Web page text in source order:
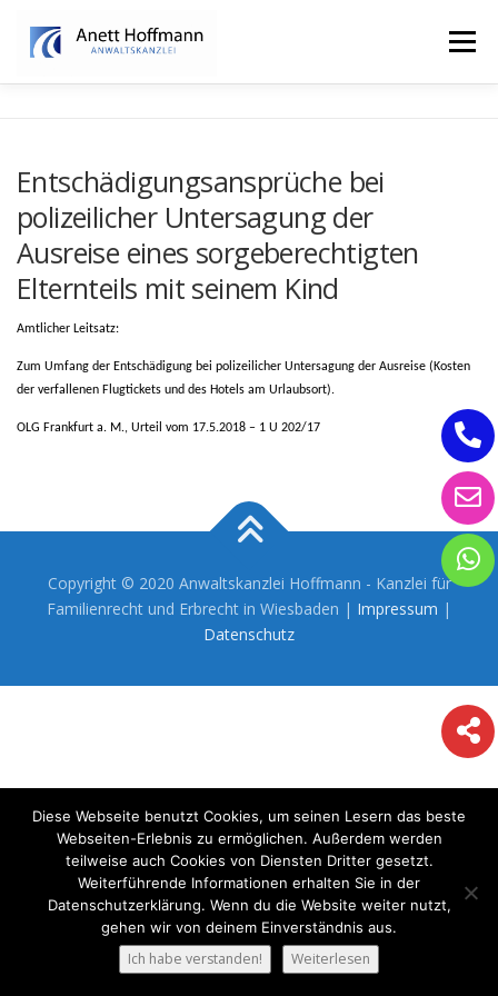
Inhalt
springen
Menü
ERBRECHT
Entschädigungsansprüche bei
polizeilicher Untersagung der
Ausreise eines sorgeberechtigten
Elternteils mit seinem Kind
Amtlicher Leitsatz:
Zum Umfang der Entschädigung bei polizeilicher Untersagung der Ausreise (Kosten
der verfallenen Flugtickets und des Hotels am Urlaubsort).
OLG Frankfurt a. M., Urteil vom 17.5.2018 – 1 U 202/17
Copyright © 2020 Anwaltskanzlei Hoffmann - Kanzlei für
Familienrecht und Erbrecht in Wiesbaden | Impressum |
Datenschutz
Diese Webseite benutzt Cookies, um seinen Lesern das beste
Webseiten-Erlebnis zu ermöglichen. Außerdem werden
teilweise auch Cookies von Diensten Dritter gesetzt.
Weiterführende Informationen erhalten Sie in der
Datenschutzerklärung. Wenn du die Website weiter nutzt,
gehen wir von deinem Einverständnis aus.
Ich habe verstanden! Weiterlesen